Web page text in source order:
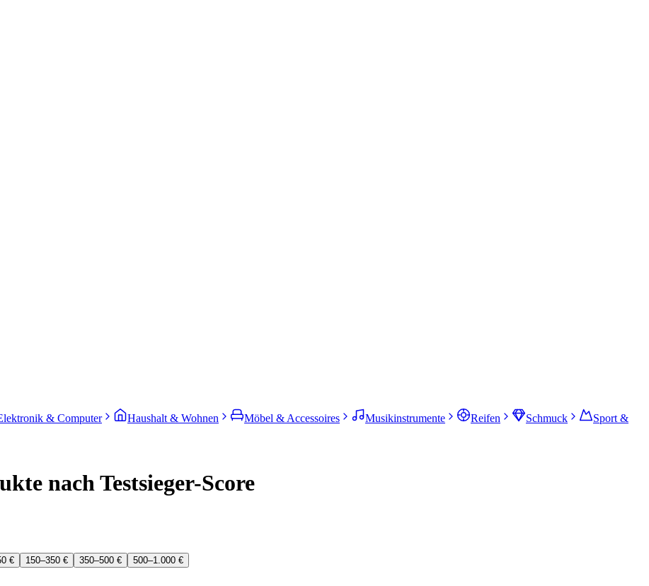
& Computer Haushalt & Wohnen Möbel & Accessoires Musikinstrumente Reifen Schmuck
Sport &
nach Testsieger-Score
€ 150–350 € 350–500 €
500–1.000 €